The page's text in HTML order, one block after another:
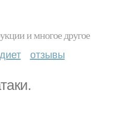
и многое другое
отзывы